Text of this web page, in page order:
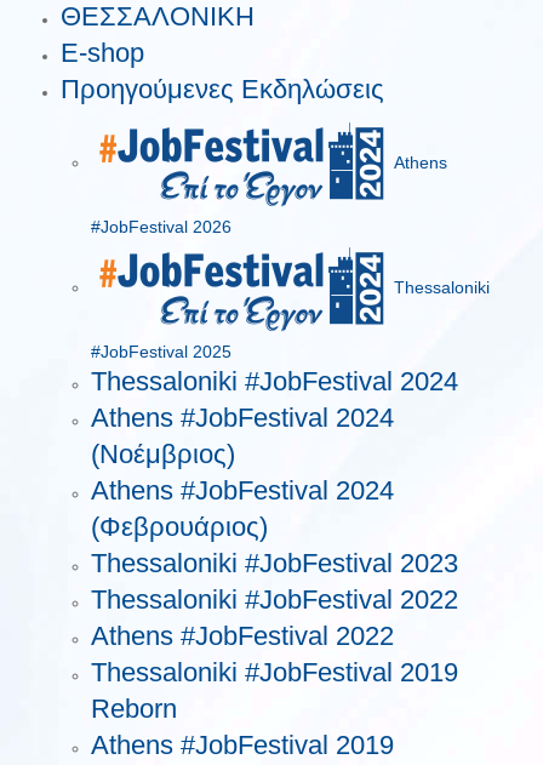
ΘΕΣΣΑΛΟΝΙΚΗ
E-shop
Προηγούμενες Εκδηλώσεις
Athens
#JobFestival 2026
Thessaloniki
#JobFestival 2025
Thessaloniki #JobFestival 2024
Athens #JobFestival 2024
(Νοέμβριος)
Athens #JobFestival 2024
(Φεβρουάριος)
Thessaloniki #JobFestival 2023
Thessaloniki #JobFestival 2022
Athens #JobFestival 2022
Thessaloniki #JobFestival 2019
Reborn
Athens #JobFestival 2019